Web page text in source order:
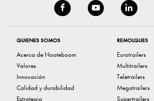
QUIENES SOMOS
Acerca de Nooteboom
Valores
Innovación
Calidad y durabilidad
Estrategia
REMOLQUES
Eurotrailers
Multitrailers
Teletrailers
Megatrailers
Supertrailers